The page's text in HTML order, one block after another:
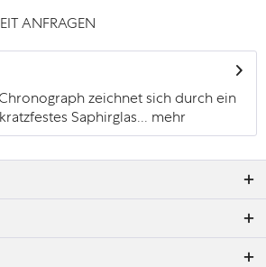
ANFRAGEN
zeichnet sich durch ein
Saphirglas... mehr